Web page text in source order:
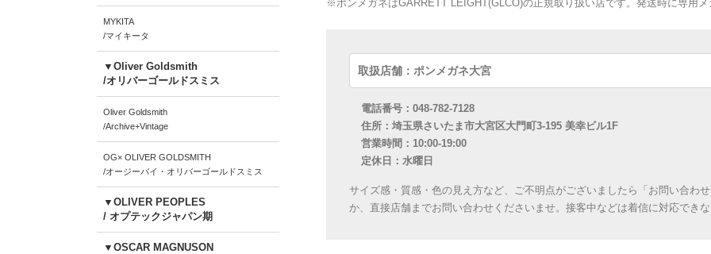
※ポンメガネはGARRETT LEIGHT(GLCO)の正規取り扱い店です。発送時に専用
取扱店舗：ポンメガネ大宮
電話番号：048-782-7128
住所：埼玉県さいたま市大宮区大門町3-195 美幸ビル1F
営業時間：10:00-19:00
定休日：水曜日
サイズ感・質感・色の見え方など、ご不明点がございましたら「お問い合わ
か、直接店舗までお問い合わせくださいませ。接客中などは着信に対応でき
MYKITA
/マイキータ
▼Oliver Goldsmith
/オリバーゴールドスミス
Oliver Goldsmith
/Archive+Vintage
OG× OLIVER GOLDSMITH
/オージーバイ・オリバーゴールドスミス
▼OLIVER PEOPLES
/ オプテックジャパン期
▼OSCAR MAGNUSON